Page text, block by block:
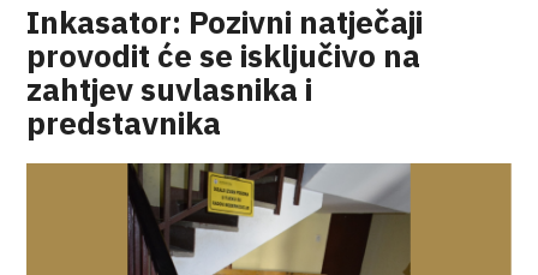
Inkasator: Pozivni natječaji
provodit će se isključivo na
zahtjev suvlasnika i
predstavnika